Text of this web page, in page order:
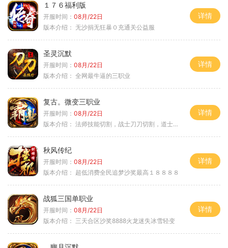
１７６福利版
开服时间： 08月/22日
版本介绍： 无沙捐无狂暴０充通关公益服
详情
圣灵沉默
开服时间： 08月/22日
版本介绍： 全网最牛逼的三职业
详情
复古。微变三职业
开服时间： 08月/22日
版本介绍： 法师技能切割，战士刀刀切割，道士宠物秒怪
详情
秋风传纪
开服时间： 08月/22日
版本介绍： 超低消费全民追梦沙奖最高１８８８８
详情
战狐三国单职业
开服时间： 08月/22日
版本介绍： 三天合区沙奖8888火龙迷失冰雪轻变
详情